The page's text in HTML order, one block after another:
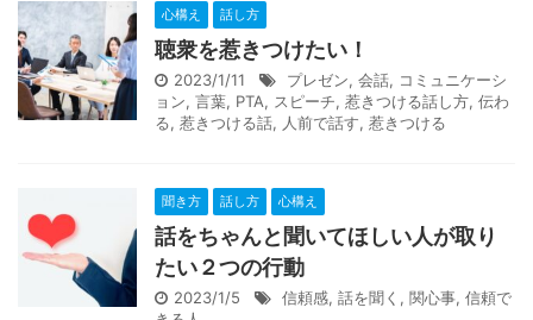
心構え 話し方
聴衆を惹きつけたい！
2023/1/11 プレゼン, 会話, コミュニケーシ
ョン, 言葉, PTA, スピーチ, 惹きつける話し方, 伝わ
る, 惹きつける話, 人前で話す, 惹きつける
聞き方 話し方 心構え
話をちゃんと聞いてほしい人が取り
たい２つの行動
2023/1/5 信頼感, 話を聞く , 関心事, 信頼で